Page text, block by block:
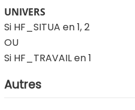
UNIVERS
Si HF_SITUA en 1, 2
OU
Si HF_TRAVAIL en 1
Autres